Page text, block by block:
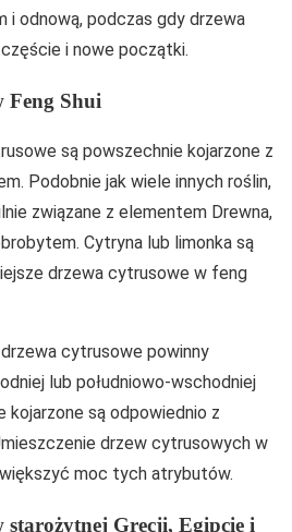
i odnową, podczas gdy drzewa
i nowe początki.
Feng Shui
są powszechnie kojarzone z
Podobnie jak wiele innych roślin,
związane z elementem Drewna,
Cytryna lub limonka są
drzewa cytrusowe w feng
cytrusowe powinny
lub południowo-wschodniej
kojarzone są odpowiednio z
drzew cytrusowych w
moc tych atrybutów.
starożytnej Grecji, Egipcie i